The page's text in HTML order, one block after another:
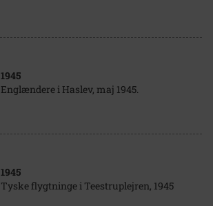
1945
Englændere i Haslev, maj 1945.
1945
Tyske flygtninge i Teestruplejren, 1945